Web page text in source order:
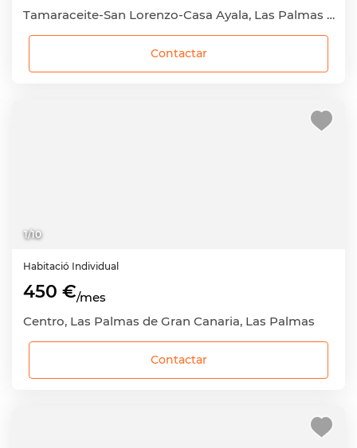
Tamaraceite-San Lorenzo-Casa Ayala, Las Palmas de Gran Canaria, Las Palmas
Contactar
1/10
Habitació Individual
450 €/mes
Centro, Las Palmas de Gran Canaria, Las Palmas
Contactar